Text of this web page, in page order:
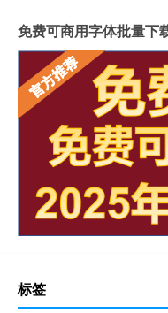
免费可商用字体批量下
标签